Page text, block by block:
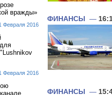
вражды»
Февраля 2016
Февраля 2016
ФИНАНСЫ —
ФИНАНСЫ —